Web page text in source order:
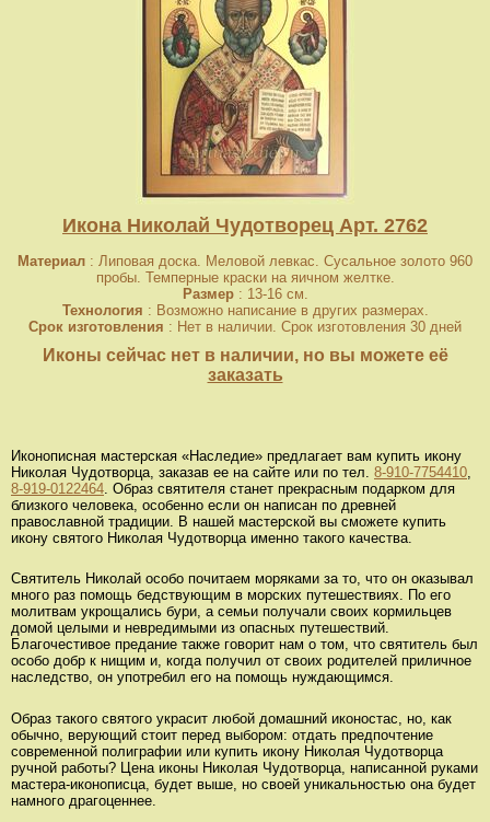
Икона Николай Чудотворец Арт. 2762
Материал : Липовая доска. Меловой левкас. Сусальное золото 960
пробы. Темперные краски на яичном желтке.
Размер: 13-16 см.
Технология : Возможно написание в других размерах.
Срок изготовления : Нет в наличии. Срок изготовления 30 дней
Иконы сейчас нет в наличии, но вы можете её
заказать
Иконописная мастерская «Наследие» предлагает вам купить икону
Николая Чудотворца, заказав ее на сайте или по тел. 8-910-7754410
8-919-0122464 . Образ святителя станет прекрасным подарком для
близкого человека, особенно если он написан по древней
православной традиции. В нашей мастерской вы сможете купить
икону святого Николая Чудотворца именно такого качества.
Святитель Николай особо почитаем моряками за то, что он оказывал
много раз помощь бедствующим в морских путешествиях. По его
молитвам укрощались бури, а семьи получали своих кормильцев
домой целыми и невредимыми из опасных путешествий.
Благочестивое предание также говорит нам о том, что святитель был
особо добр к нищим и, когда получил от своих родителей приличное
наследство, он употребил его на помощь нуждающимся.
Образ такого святого украсит любой домашний иконостас, но, как
обычно, верующий стоит перед выбором: отдать предпочтение
современной полиграфии или купить икону Николая Чудотворца
ручной работы? Цена иконы Николая Чудотворца, написанной руками
мастера-иконописца, будет выше, но своей уникальностью она будет
намного драгоценнее.